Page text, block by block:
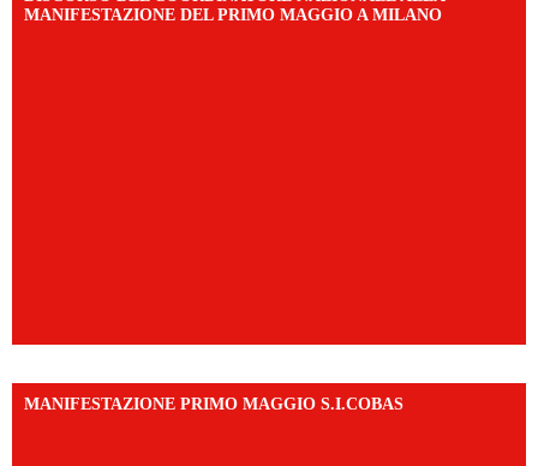
MANIFESTAZIONE DEL PRIMO MAGGIO A MILANO
MANIFESTAZIONE PRIMO MAGGIO S.I.COBAS